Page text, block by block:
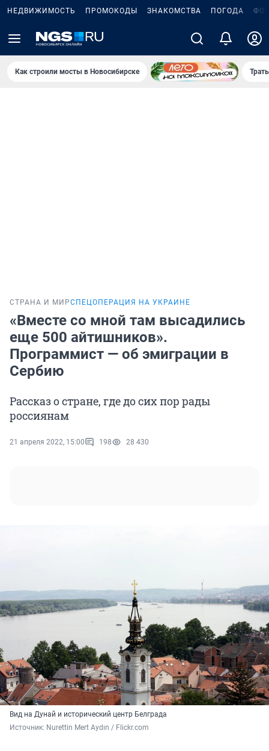
НЕДВИЖИМОСТЬ ПРОМОКОДЫ ЗНАКОМСТВА ПОГОДА
Как строили мосты в Новосибирске
СТРАНА И МИРСПЕЦОПЕРАЦИЯ НА УКРАИНЕ
«Вместе со мной там высадились
еще 500 айтишников».
Программист — об эмиграции в
Сербию
Рассказ о стране, где до сих пор рады
россиянам
21 апреля 2022, 15:00 198 28 430
Вид на Дунай и исторический центр Белграда
Источник: Nurettin Mert Aydın / Flickr.com